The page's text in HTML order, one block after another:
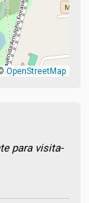
OpenStreetMap
para visita-